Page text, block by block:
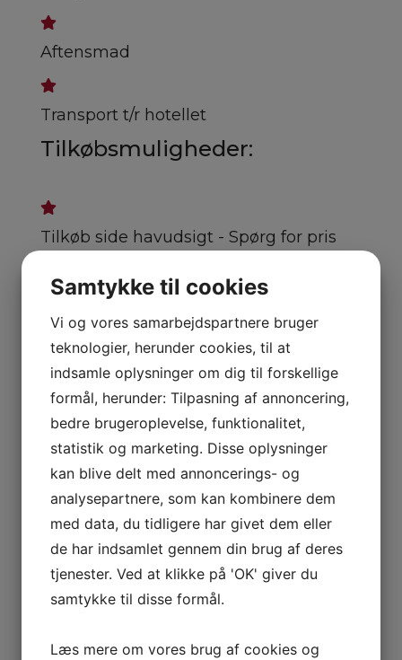
Aftensmad
Transport t/r hotellet
Tilkøbsmuligheder:
Tilkøb side havudsigt - Spørg for pris
Enkeltværelsestillæg - Spørg for pris
Kontakt os for mulighederne
Navn *
Telefon
E-mail
Hvor mange skal rejse *
Samtykke til cookies
Vi og vores samarbejdspartnere bruger
teknologier, herunder cookies, til at
indsamle oplysninger om dig til forskellige
formål, herunder: Tilpasning af annoncering,
bedre brugeroplevelse, funktionalitet,
statistik og marketing. Disse oplysninger
kan blive delt med annoncerings- og
analysepartnere, som kan kombinere dem
med data, du tidligere har givet dem eller
de har indsamlet gennem din brug af deres
tjenester. Ved at klikke på 'OK' giver du
samtykke til disse formål.
Læs mere om vores brug af cookies og